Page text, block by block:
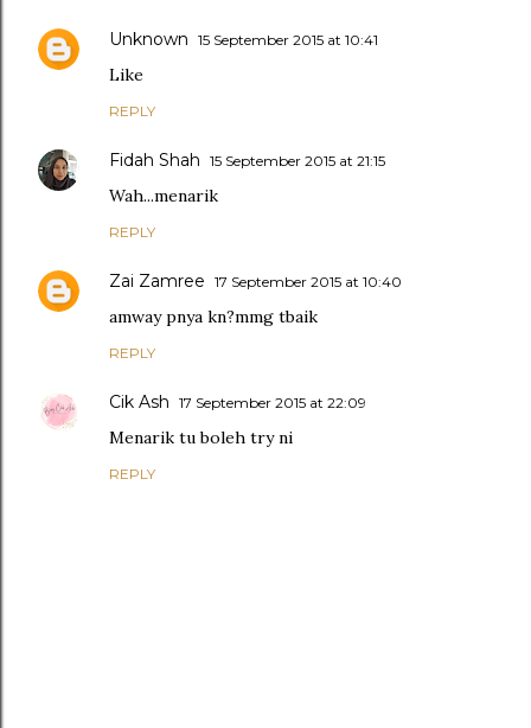
Unknown 15 September 2015 at 10:41
Like
REPLY
Fidah Shah 15 September 2015 at 21:15
Wah...menarik
REPLY
Zai Zamree 17 September 2015 at 10:40
amway pnya kn?mmg tbaik
REPLY
Cik Ash 17 September 2015 at 22:09
Menarik tu boleh try ni
REPLY